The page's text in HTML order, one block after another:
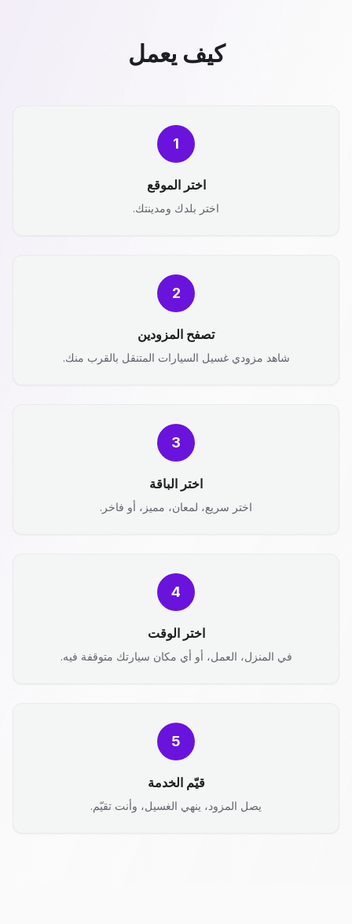
كيف يعمل
1
اختر الموقع
اختر بلدك ومدينتك.
2
تصفح المزودين
شاهد مزودي غسيل السيارات المتنقل بالقرب منك.
3
اختر الباقة
اختر سريع، لمعان، مميز، أو فاخر.
4
اختر الوقت
في المنزل، العمل، أو أي مكان سيارتك متوقفة فيه.
5
قيّم الخدمة
يصل المزود، ينهي الغسيل، وأنت تقيّم.